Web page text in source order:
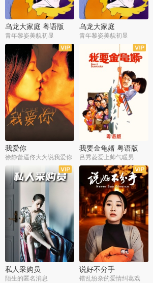
乌龙大家庭 粤语版
青年黎姿美貌初显
乌龙大家庭
青年黎姿美貌初显
我爱你
徐静蕾逼佟大为说我爱你
我要金龟婿 粤语版
吕秀菱爱上帅气暖男
私人采购员
陌生的匿名消息
说好不分手
错乱纷杂的爱情纠葛戏